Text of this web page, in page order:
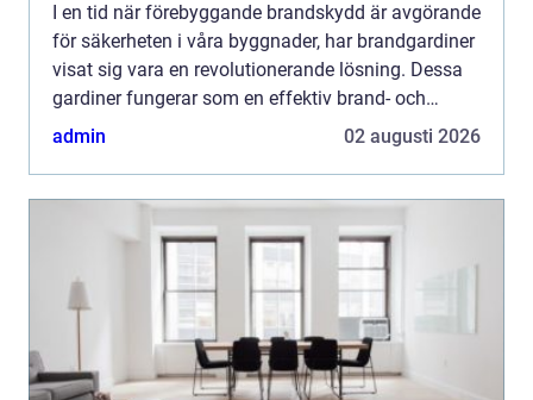
I en tid när förebyggande brandskydd är avgörande
för säkerheten i våra byggnader, har brandgardiner
visat sig vara en revolutionerande lösning. Dessa
gardiner fungerar som en effektiv brand- och
rökstopp...
admin 02 augusti 2026